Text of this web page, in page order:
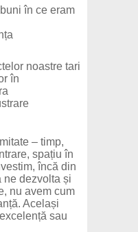
în ce eram
noastre tari
în
– timp,
spațiu în
încă din
ne dezvolta și
nu avem cum
Același
sau